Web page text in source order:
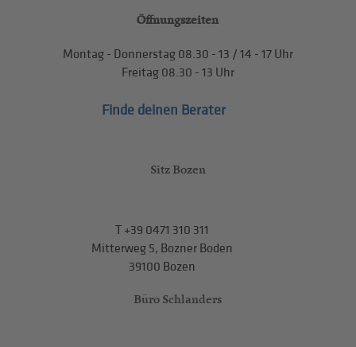
Öffnungszeiten
Montag - Donnerstag 08.30 - 13 / 14 - 17 Uhr
Freitag 08.30 - 13 Uhr
Finde deinen Berater
Sitz Bozen
T+39 0471 310 311
Mitterweg 5, Bozner Boden
39100 Bozen
Büro Schlanders